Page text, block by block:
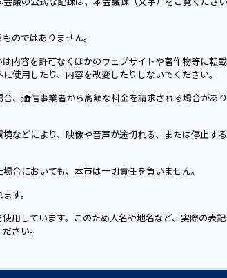
のではありません。
内容を許可なくほかのウェブサイトや著作物等に転
使用したり、内容を改変したりしないでください。
、通信事業者から高額な料金を請求される場合があ
などにより、映像や音声が途切れる、または停止す
合においても、本市は一切責任を負いません。
す。
用しています。このため人名や地名など、実際の表
さい。